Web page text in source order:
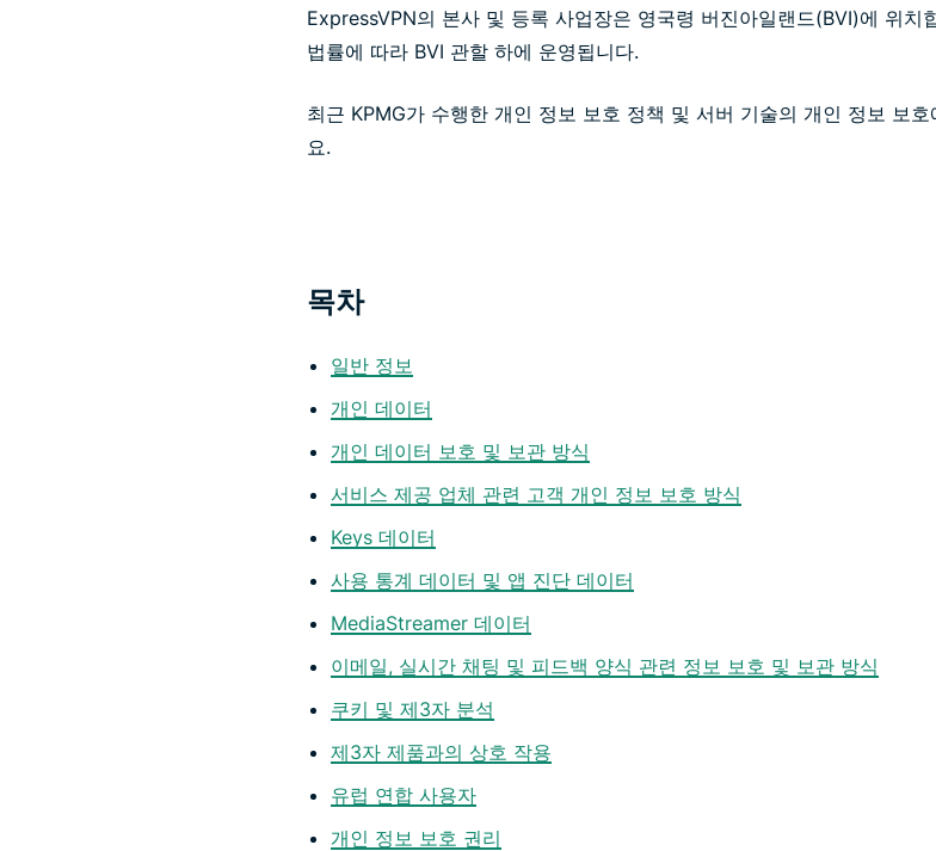
ExpressVPN의 본사 및 등록 사업장은 영국령 버진아일랜드(BVI)에 위
법률에 따라 BVI 관할 하에 운영됩니다.
최근 KPMG가 수행한 개인 정보 보호 정책 및 서버 기술의 개인 정보 보
요.
목차
일반 정보
개인 데이터
개인 데이터 보호 및 보관 방식
서비스 제공 업체 관련 고객 개인 정보 보호 방식
Keys 데이터
사용 통계 데이터 및 앱 진단 데이터
MediaStreamer 데이터
이메일, 실시간 채팅 및 피드백 양식 관련 정보 보호 및 보관 방식
쿠키 및 제3자 분석
제3자 제품과의 상호 작용
유럽 연합 사용자
개인 정보 보호 권리